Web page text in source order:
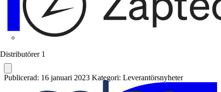
Distributörer 1
Publicerad: 16 januari 2023 Kategori: Leverantörsnyheter